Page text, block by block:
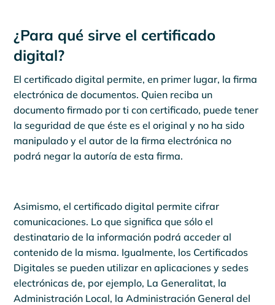
¿Para qué sirve el certificado
digital?
El certificado digital permite, en primer lugar, la firma
electrónica de documentos. Quien reciba un
documento firmado por ti con certificado, puede tener
la seguridad de que éste es el original y no ha sido
manipulado y el autor de la firma electrónica no
podrá negar la autoría de esta firma.
Asimismo, el certificado digital permite cifrar
comunicaciones. Lo que significa que sólo el
destinatario de la información podrá acceder al
contenido de la misma. Igualmente, los Certificados
Digitales se pueden utilizar en aplicaciones y sedes
electrónicas de, por ejemplo, La Generalitat, la
Administración Local, la Administración General del